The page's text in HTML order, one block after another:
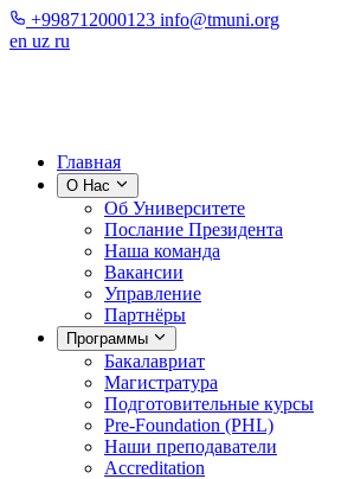
+998712000123 info@tmuni.org
en uz ru
Главная
О Нас
Об Университете
Послание Президента
Наша команда
Вакансии
Управление
Партнёры
Программы
Бакалавриат
Магистратура
Подготовительные курсы
Pre-Foundation (PHL)
Наши преподаватели
Accreditation